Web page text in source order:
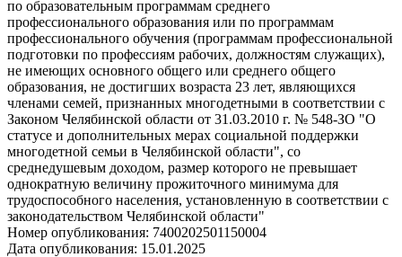
по образовательным программам среднего
профессионального образования или по программам
профессионального обучения (программам профессиональной
подготовки по профессиям рабочих, должностям служащих),
не имеющих основного общего или среднего общего
образования, не достигших возраста 23 лет, являющихся
членами семей, признанных многодетными в соответствии с
Законом Челябинской области от 31.03.2010 г. № 548-ЗО "О
статусе и дополнительных мерах социальной поддержки
многодетной семьи в Челябинской области", со
среднедушевым доходом, размер которого не превышает
однократную величину прожиточного минимума для
трудоспособного населения, установленную в соответствии с
законодательством Челябинской области"
Номер опубликования: 7400202501150004
Дата опубликования: 15.01.2025